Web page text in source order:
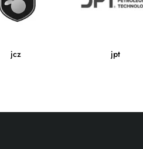
jcz jpt